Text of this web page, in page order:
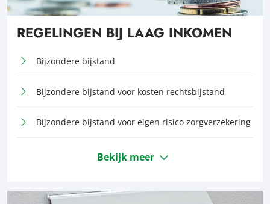
REGELINGEN BIJ LAAG INKOMEN
Bijzondere bijstand
Bijzondere bijstand voor kosten rechtsbijstand
Bijzondere bijstand voor eigen risico zorgverzekering
Bekijk meer